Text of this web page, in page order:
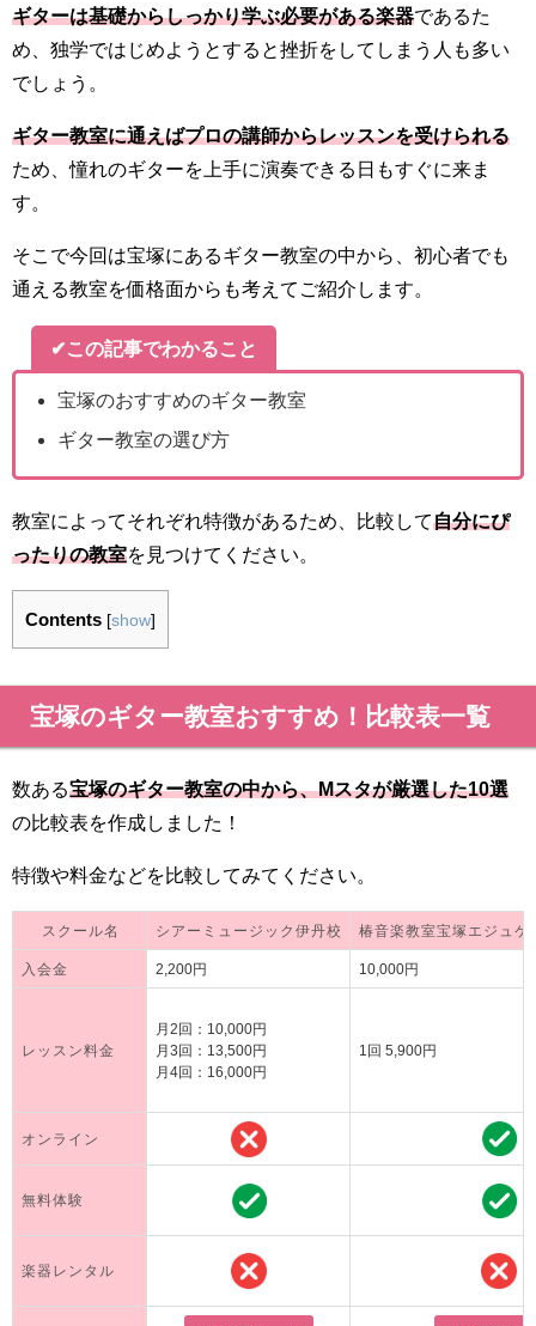
ギターは基礎からしっかり学ぶ必要がある楽器であるた
め、独学ではじめようとすると挫折をしてしまう人も多い
でしょう。
ギター教室に通えばプロの講師からレッスンを受けられる
ため、憧れのギターを上手に演奏できる日もすぐに来ま
す。
そこで今回は宝塚にあるギター教室の中から、初心者でも
通える教室を価格面からも考えてご紹介します。
✔この記事でわかること
宝塚のおすすめのギター教室
ギター教室の選び方
教室によってそれぞれ特徴があるため、比較して自分にぴ
ったりの教室を見つけてください。
Contents [show]
宝塚のギター教室おすすめ！比較表一覧
数ある宝塚のギター教室の中から、Mスタが厳選した10選
の比較表を作成しました！
特徴や料金などを比較してみてください。
スクール名 シアーミュージック伊丹校 椿音楽教室宝塚エジュケ
入会金 2,200円 10,000円
レッスン料金
月2回：10,000円
月3回：13,500円
月4回：16,000円
1回 5,900円
オンライン
無料体験
楽器レンタル